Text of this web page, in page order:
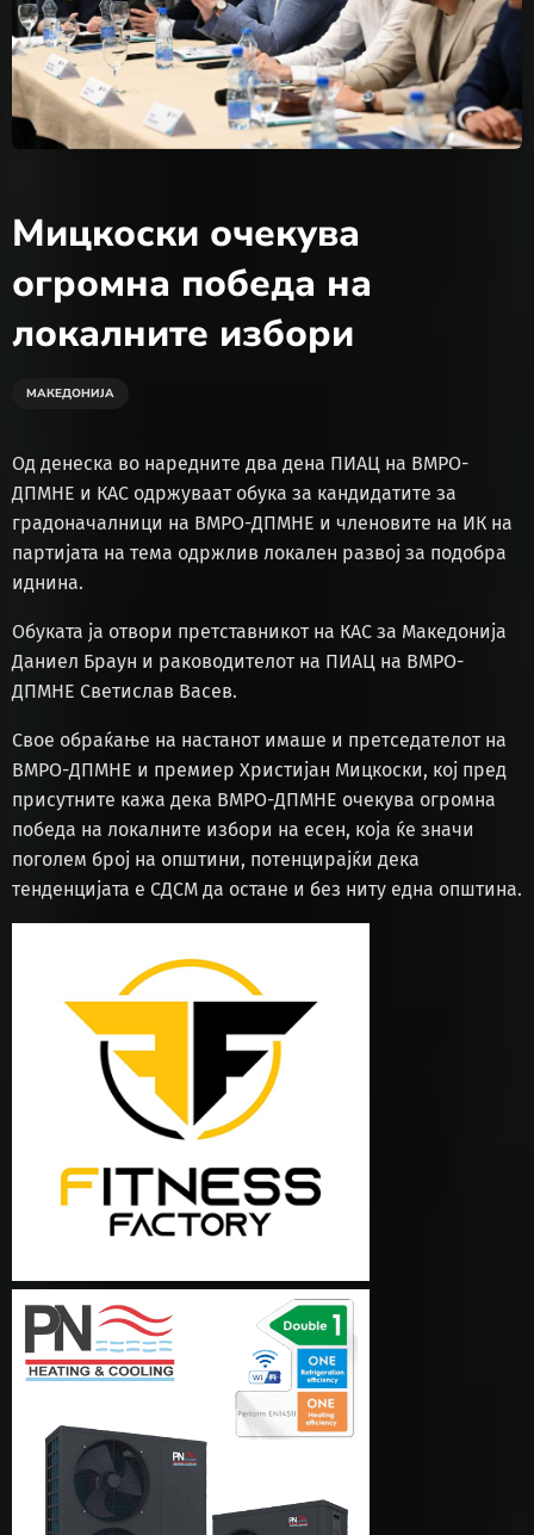
Мицкоски очекува
огромна победа на
локалните избори
МАКЕДОНИЈА
Од денеска во наредните два дена ПИАЦ на ВМРО-
ДПМНЕ и КАС одржуваат обука за кандидатите за
градоначалници на ВМРО-ДПМНЕ и членовите на ИК на
партијата на тема одржлив локален развој за подобра
иднина.
Обуката ја отвори претставникот на КАС за Македонија
Даниел Браун и раководителот на ПИАЦ на ВМРО-
ДПМНЕ Светислав Васев.
Свое обраќање на настанот имаше и претседателот на
ВМРО-ДПМНЕ и премиер Христијан Мицкоски, кој пред
присутните кажа дека ВМРО-ДПМНЕ очекува огромна
победа на локалните избори на есен, која ќе значи
поголем број на општини, потенцирајќи дека
тенденцијата е СДСМ да остане и без ниту една општина.